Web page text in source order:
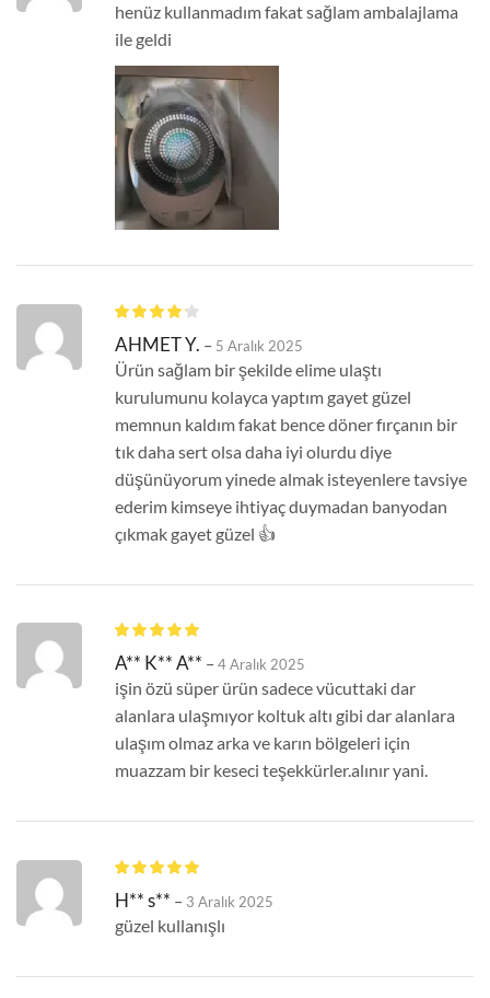
henüz kullanmadım fakat sağlam ambalajlama
ile geldi
AHMET Y. – 5 Aralık 2025
Ürün sağlam bir şekilde elime ulaştı
kurulumunu kolayca yaptım gayet güzel
memnun kaldım fakat bence döner fırçanın bir
tık daha sert olsa daha iyi olurdu diye
düşünüyorum yinede almak isteyenlere tavsiye
ederim kimseye ihtiyaç duymadan banyodan
çıkmak gayet güzel 👍
A** K** A** –4 Aralık 2025
işin özü süper ürün sadece vücuttaki dar
alanlara ulaşmıyor koltuk altı gibi dar alanlara
ulaşım olmaz arka ve karın bölgeleri için
muazzam bir keseci teşekkürler.alınır yani.
H** s** – 3 Aralık 2025
güzel kullanışlı